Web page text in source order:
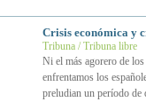
Crisis económica y
Tribuna / Tribuna libre
Ni el más agorero de
enfrentamos los
preludian un período de